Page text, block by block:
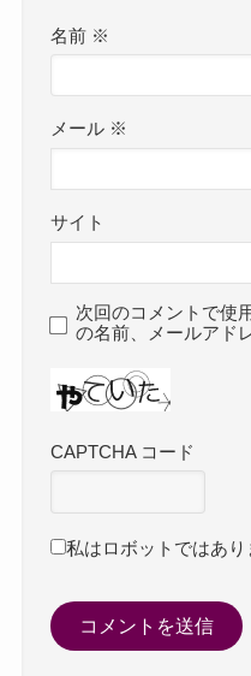
名前 ※
メール ※
サイト
次回のコメントで使
の名前、メールアド
CAPTCHA コード
私はロボットではあり